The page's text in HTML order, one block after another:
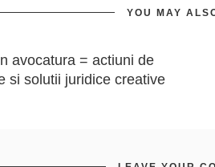
YOU MAY
avocatura = actiuni de
si solutii juridice creative